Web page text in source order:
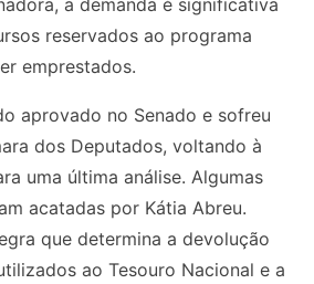
a demanda é significativa
reservados ao programa
emprestados.
aprovado no Senado e sofreu
dos Deputados, voltando à
uma última análise. Algumas
acatadas por Kátia Abreu.
que determina a devolução
ao Tesouro Nacional e a